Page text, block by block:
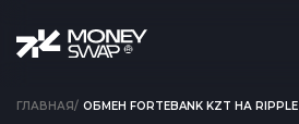
ГЛАВНАЯ/ ОБМЕН FORTEBANK KZT НА RIPPLE